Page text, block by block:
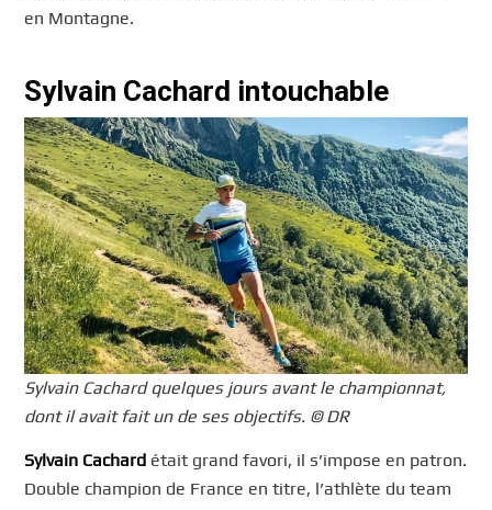
en Montagne.
Sylvain Cachard intouchable
Sylvain Cachard quelques jours avant le championnat,
dont il avait fait un de ses objectifs. © DR
Sylvain Cachard était grand favori, il s’impose en patron.
Double champion de France en titre, l’athlète du team